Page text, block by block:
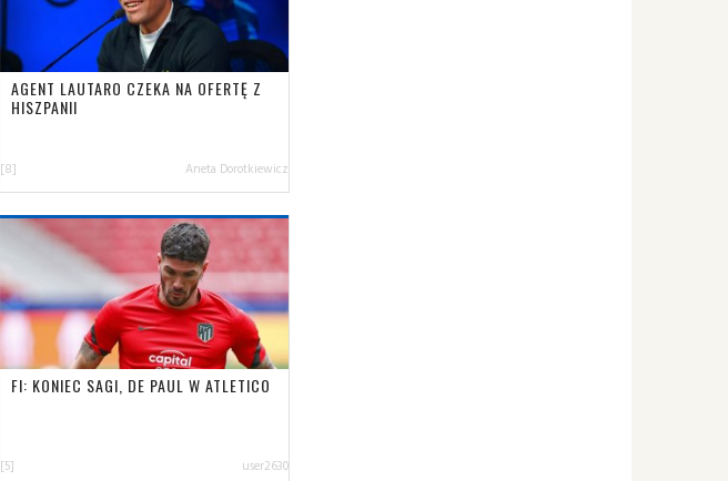
AGENT LAUTARO CZEKA NA OFERTĘ Z
HISZPANII
[8] Aneta Dorotkiewicz
FI: KONIEC SAGI, DE PAUL W ATLETICO
[5] user2630